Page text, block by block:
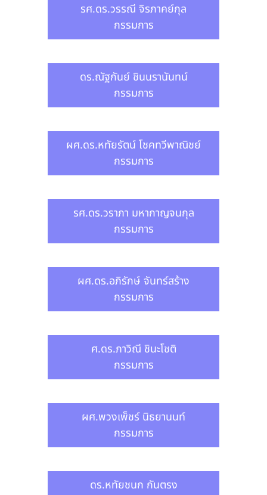
รศ.ดร.วรรณี จิรภาคย์กุล
กรรมการ
ดร.ณัฐกันย์ ชินนรานันทน์
กรรมการ
ผศ.ดร.หทัยรัตน์ โชคทวีพาณิชย์
กรรมการ
รศ.ดร.วราภา มหากาญจนกุล
กรรมการ
ผศ.ดร.อภิรักษ์ จันทร์สร้าง
กรรมการ
ศ.ดร.ภาวิณี ชินะโชติ
กรรมการ
ผศ.พวงเพ็ชร์ นิธยานนท์
กรรมการ
ดร.หทัยชนก กันตรง